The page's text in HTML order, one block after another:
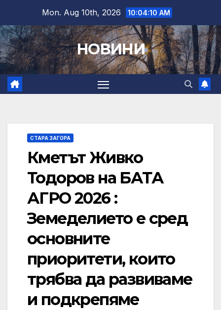
content
Mon. Aug 10th, 2026 10:04:11 AM
НОВИНИ
СТАРА ЗАГОРА
Кметът Живко
Тодоров на БАТА
АГРО 2026 :
Земеделието е сред
основните
приоритети, които
трябва да развиваме
и подкрепяме